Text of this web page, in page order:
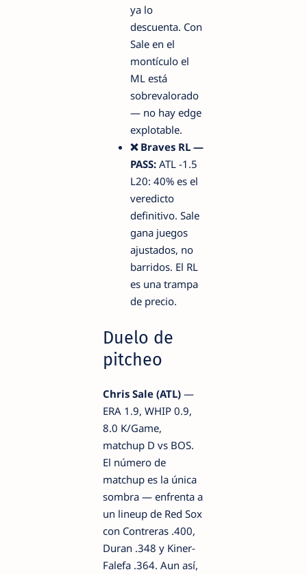
ya lo
descuenta. Con
Sale en el
montículo el
ML está
sobrevalorado
— no hay edge
explotable.
❌ Braves RL —
PASS: ATL -1.5
L20: 40% es el
veredicto
definitivo. Sale
gana juegos
ajustados, no
barridos. El RL
es una trampa
de precio.
Duelo de
pitcheo
Chris Sale (ATL) —
ERA 1.9, WHIP 0.9,
8.0 K/Game,
matchup D vs BOS.
El número de
matchup es la única
sombra — enfrenta a
un lineup de Red Sox
con Contreras .400,
Duran .348 y Kiner-
Falefa .364. Aun así,